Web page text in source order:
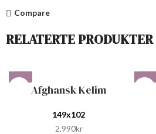
Compare
RELATERTE PRODUKTER
Afghansk Kelim
149x102
2,990kr